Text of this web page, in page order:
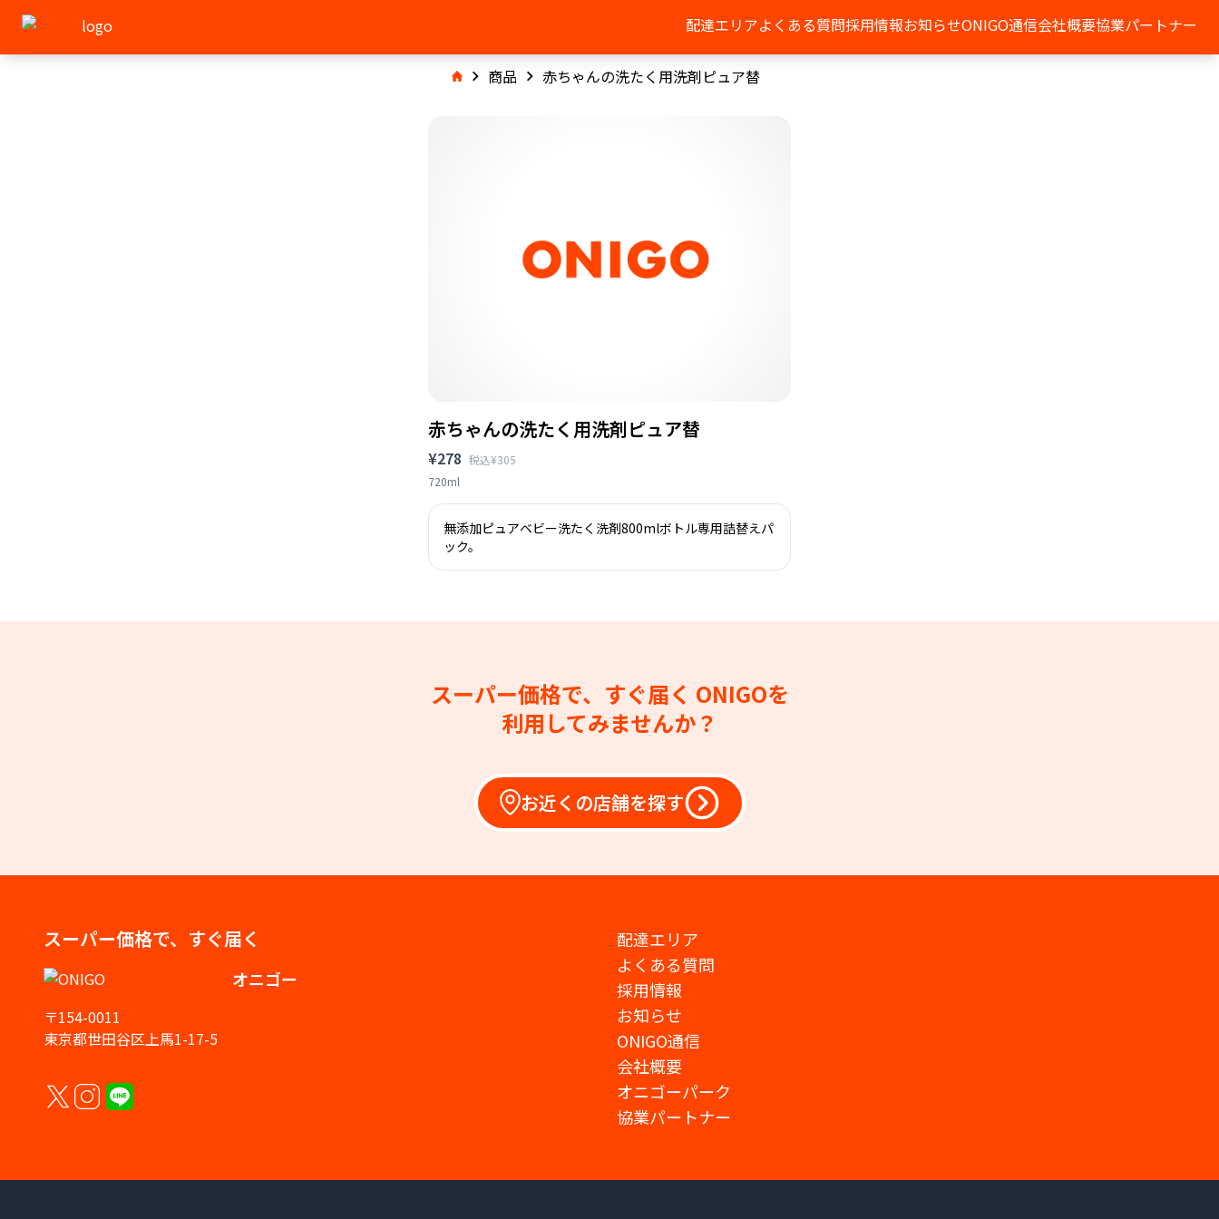
配達エリアよくある質問採用情報お知らせONIGO通信会社概要協業パートナー
商品 赤ちゃんの洗たく用洗剤ピュア替
赤ちゃんの洗たく用洗剤ピュア替
¥278 税込¥305
720ml
無添加ピュアベビー洗たく洗剤800mlボトル専用詰替えパ
ック。
スーパー価格で、すぐ届く ONIGOを
利用してみませんか？
お近くの店舗を探す
スーパー価格で、すぐ届く
オニゴー
〒154-0011
東京都世田谷区上馬1-17-5
配達エリア
よくある質問
採用情報
お知らせ
ONIGO通信
会社概要
オニゴーパーク
協業パートナー